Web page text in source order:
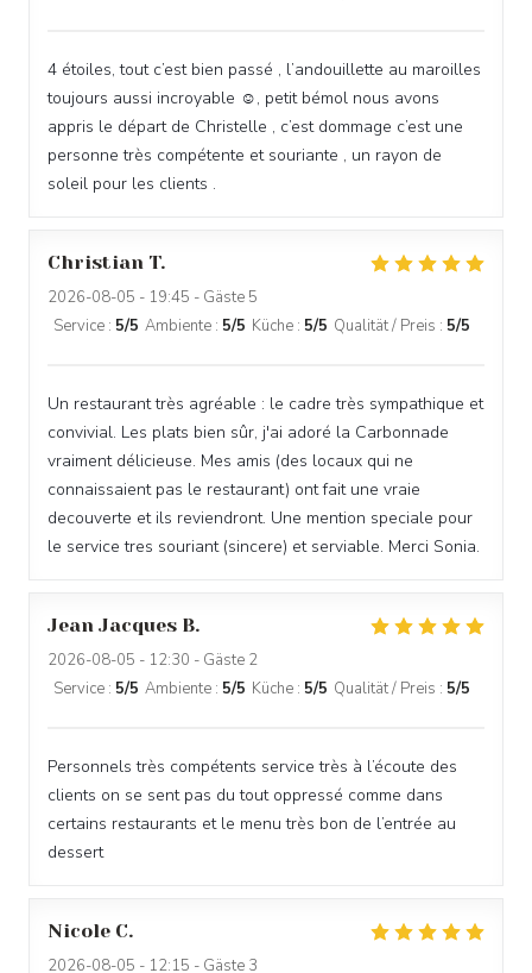
4 étoiles, tout c’est bien passé , l’andouillette au maroilles
toujours aussi incroyable ☺️, petit bémol nous avons
appris le départ de Christelle , c’est dommage c’est une
personne très compétente et souriante , un rayon de
soleil pour les clients .
Christian T
2026-08-05 - 19:45 - Gäste 5
Service : 5/5 Ambiente : 5/5 Küche : 5/5 Qualität / Preis : 5/5
Un restaurant très agréable : le cadre très sympathique et
convivial. Les plats bien sûr, j'ai adoré la Carbonnade
vraiment délicieuse. Mes amis (des locaux qui ne
connaissaient pas le restaurant) ont fait une vraie
decouverte et ils reviendront. Une mention speciale pour
le service tres souriant (sincere) et serviable. Merci Sonia.
Jean Jacques B
2026-08-05 - 12:30 - Gäste 2
Service : 5/5 Ambiente : 5/5 Küche : 5/5 Qualität / Preis : 5/5
Personnels très compétents service très à l’écoute des
clients on se sent pas du tout oppressé comme dans
certains restaurants et le menu très bon de l’entrée au
dessert
Nicole C
2026-08-05 - 12:15 - Gäste 3